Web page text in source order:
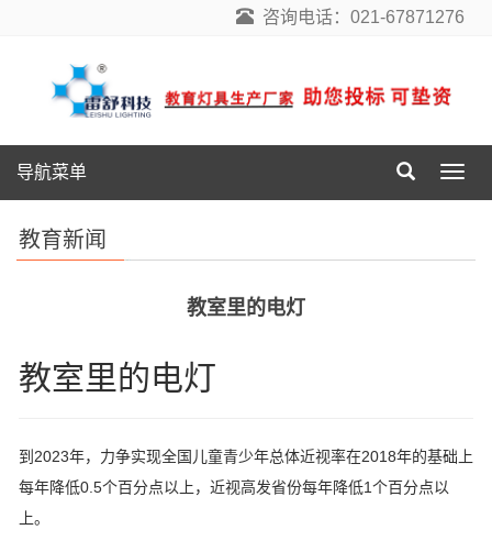
咨询电话：021-67871276
导
航
导航菜单
教育新闻
教室里的电灯
教室里的电灯
到2023年，力争实现全国儿童青少年总体近视率在2018年的基础上
每年降低0.5个百分点以上，近视高发省份每年降低1个百分点以
上。